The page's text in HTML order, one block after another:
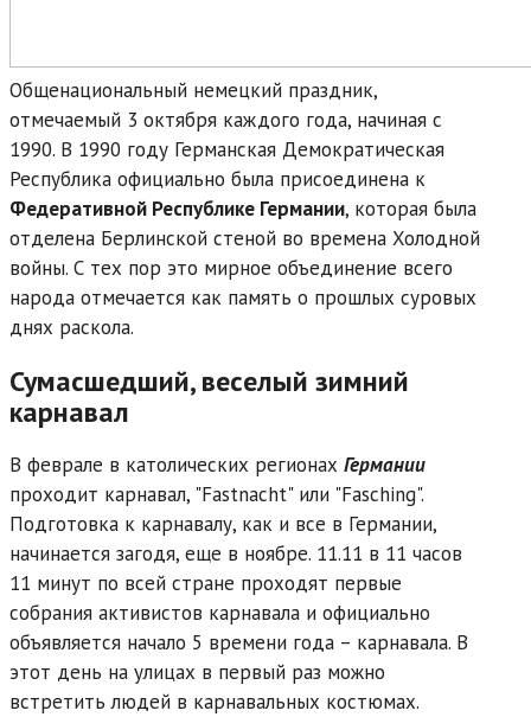
Общенациональный немецкий праздник,
отмечаемый 3 октября каждого года, начиная с
1990. В 1990 году Германская Демократическая
Республика официально была присоединена к
Федеративной Республике Германии, которая была
отделена Берлинской стеной во времена Холодной
войны. С тех пор это мирное объединение всего
народа отмечается как память о прошлых суровых
днях раскола.
Сумасшедший, веселый зимний
карнавал
В феврале в католических регионах Германии
проходит карнавал, "Fastnacht" или "Fasching".
Подготовка к карнавалу, как и все в Германии,
начинается загодя, еще в ноябре. 11.11 в 11 часов
11 минут по всей стране проходят первые
собрания активистов карнавала и официально
объявляется начало 5 времени года – карнавала. В
этот день на улицах в первый раз можно
встретить людей в карнавальных костюмах.